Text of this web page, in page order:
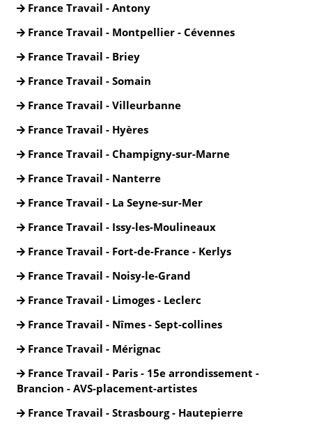
France Travail - Antony
France Travail - Montpellier - Cévennes
France Travail - Briey
France Travail - Somain
France Travail - Villeurbanne
France Travail - Hyères
France Travail - Champigny-sur-Marne
France Travail - Nanterre
France Travail - La Seyne-sur-Mer
France Travail - Issy-les-Moulineaux
France Travail - Fort-de-France - Kerlys
France Travail - Noisy-le-Grand
France Travail - Limoges - Leclerc
France Travail - Nîmes - Sept-collines
France Travail - Mérignac
France Travail - Paris - 15e arrondissement -
Brancion - AVS-placement-artistes
France Travail - Strasbourg - Hautepierre